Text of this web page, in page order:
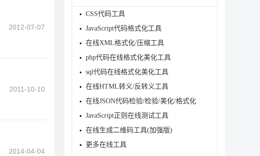
2012-07-07
2011-10-10
2014-04-04
CSS代码工具
JavaScript代码格式化工具
在线XML格式化/压缩工具
php代码在线格式化美化工具
sql代码在线格式化美化工具
在线HTML转义/反转义工具
在线JSON代码检验/检验/美化/格式化
JavaScript正则在线测试工具
在线生成二维码工具(加强版)
更多在线工具